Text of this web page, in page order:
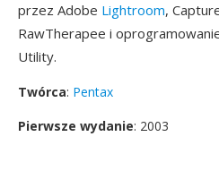
przez Adobe Lightroom,
RawTherapee i
Utility.
Twórca: Pentax
Pierwsze wydanie: 2003